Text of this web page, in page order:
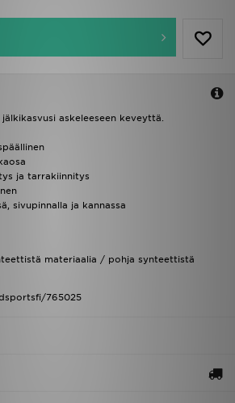
askeleeseen keveyttä.
ja tarrakiinnitys
sivupinnalla ja kannassa
materiaalia / pohja synteettistä
765025